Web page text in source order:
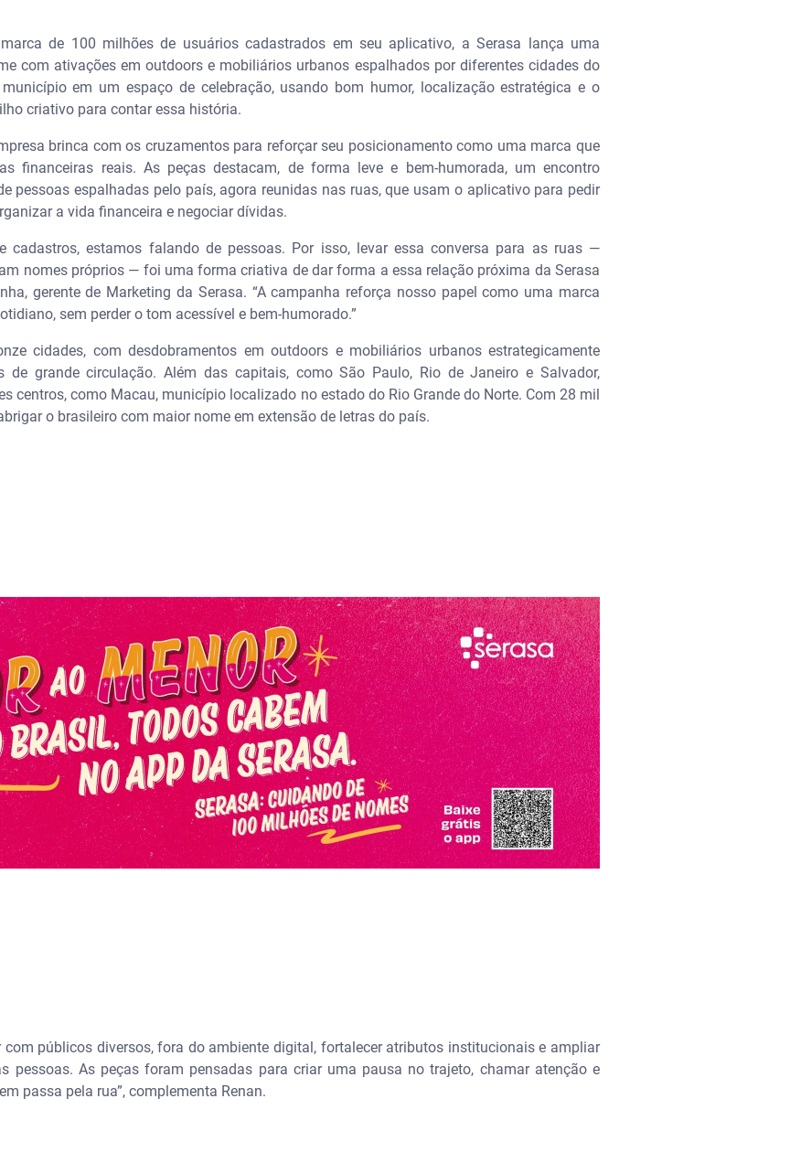
de 100 milhões de usuários cadastrados em seu aplicativo, a Serasa lança uma
com ativações em outdoors e mobiliários urbanos espalhados por diferentes cidades do
em um espaço de celebração, usando bom humor, localização estratégica e o
criativo para contar essa história.
brinca com os cruzamentos para reforçar seu posicionamento como uma marca que
financeiras reais. As peças destacam, de forma leve e bem-humorada, um encontro
pessoas espalhadas pelo país, agora reunidas nas ruas, que usam o aplicativo para pedir
a vida financeira e negociar dívidas.
cadastros, estamos falando de pessoas. Por isso, levar essa conversa para as ruas —
nomes próprios — foi uma forma criativa de dar forma a essa relação próxima da Serasa
gerente de Marketing da Serasa. “A campanha reforça nosso papel como uma marca
sem perder o tom acessível e bem-humorado.”
cidades, com desdobramentos em outdoors e mobiliários urbanos estrategicamente
de grande circulação. Além das capitais, como São Paulo, Rio de Janeiro e Salvador,
centros, como Macau, município localizado no estado do Rio Grande do Norte. Com 28 mil
o brasileiro com maior nome em extensão de letras do país.
públicos diversos, fora do ambiente digital, fortalecer atributos institucionais e ampliar
pessoas. As peças foram pensadas para criar uma pausa no trajeto, chamar atenção e
passa pela rua”, complementa Renan.